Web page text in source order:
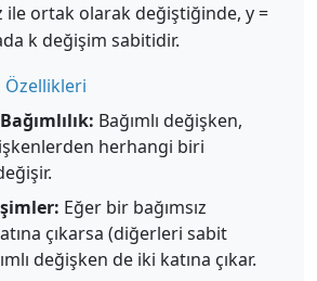
ile ortak olarak değiştiğinde, y =
k değişim sabitidir.
Bağımlı değişken,
herhangi biri
Eğer bir bağımsız
çıkarsa (diğerleri sabit
değişken de iki katına çıkar.